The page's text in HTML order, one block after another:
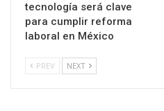
tecnología será clave
para cumplir reforma
laboral en México
PREV NEXT